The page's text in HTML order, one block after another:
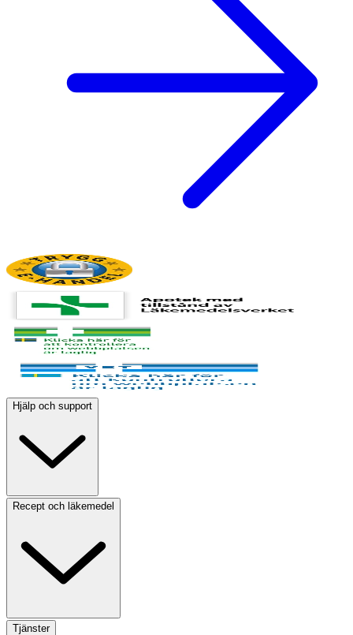
Hjälp och support
Recept och läkemedel
Tjänster